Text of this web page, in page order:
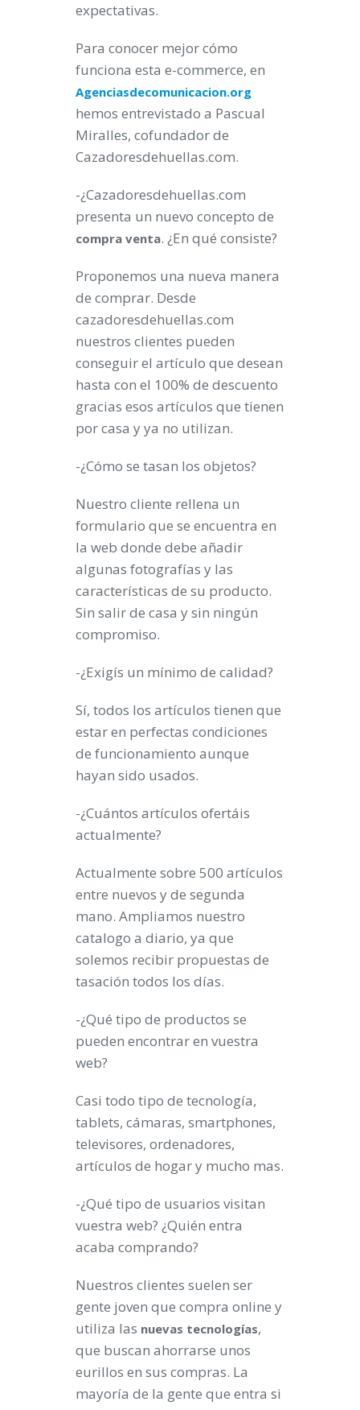
expectativas.
Para conocer mejor cómo
funciona esta e-commerce, en
Agenciasdecomunicacion.org
hemos entrevistado a Pascual
Miralles, cofundador de
Cazadoresdehuellas.com.
-¿Cazadoresdehuellas.com
presenta un nuevo concepto de
compra venta. ¿En qué consiste?
Proponemos una nueva manera
de comprar. Desde
cazadoresdehuellas.com
nuestros clientes pueden
conseguir el artículo que desean
hasta con el 100% de descuento
gracias esos artículos que tienen
por casa y ya no utilizan.
-¿Cómo se tasan los objetos?
Nuestro cliente rellena un
formulario que se encuentra en
la web donde debe añadir
algunas fotografías y las
características de su producto.
Sin salir de casa y sin ningún
compromiso.
-¿Exigís un mínimo de calidad?
Sí, todos los artículos tienen que
estar en perfectas condiciones
de funcionamiento aunque
hayan sido usados.
-¿Cuántos artículos ofertáis
actualmente?
Actualmente sobre 500 artículos
entre nuevos y de segunda
mano. Ampliamos nuestro
catalogo a diario, ya que
solemos recibir propuestas de
tasación todos los días.
-¿Qué tipo de productos se
pueden encontrar en vuestra
web?
Casi todo tipo de tecnología,
tablets, cámaras, smartphones,
televisores, ordenadores,
artículos de hogar y mucho mas.
-¿Qué tipo de usuarios visitan
vuestra web? ¿Quién entra
acaba comprando?
Nuestros clientes suelen ser
gente joven que compra online y
utiliza las nuevas tecnologías,
que buscan ahorrarse unos
eurillos en sus compras. La
mayoría de la gente que entra si